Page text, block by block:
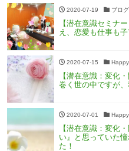
2020-07-19 ブログ
【潜在意識セミナ
え、恋愛も仕事も
2020-07-15
【潜在意識：変化
巻く世の中ですが、
2020-07-01
【潜在意識：変化
い』と思っていた
た！